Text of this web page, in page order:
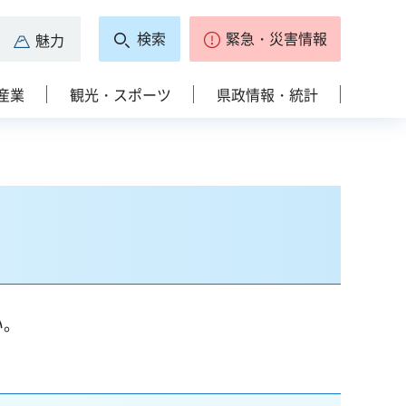
魅力 検索 緊急・災害情報
業 観光・スポーツ 県政情報・統計